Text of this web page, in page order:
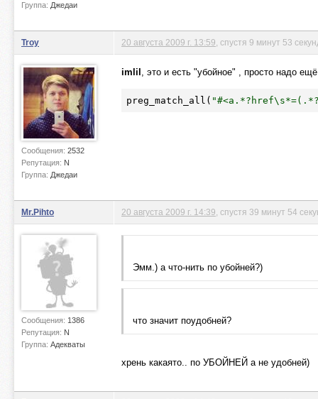
Группа: Джедаи
Troy
Сообщения: 2532
Репутация: N
Группа: Джедаи
20 августа 2009 г. 13:59 , спустя 9 минут 53
imlil , это и есть "убойное" , просто надо
preg_match_all(
Mr.Pihto
Сообщения: 1386
Репутация: N
Группа: Адекваты
20 августа 2009 г. 14:39 , спустя 39 минут 54
Эмм.) а что-нить по убойней?)
что значит поудобней?
хрень какаято.. по УБОЙНЕЙ а не удобней)